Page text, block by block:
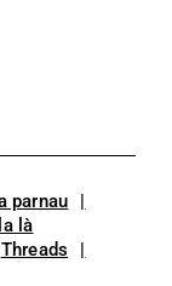
parnau
là
Threads